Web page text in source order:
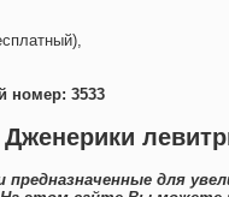
номер: 3533
для